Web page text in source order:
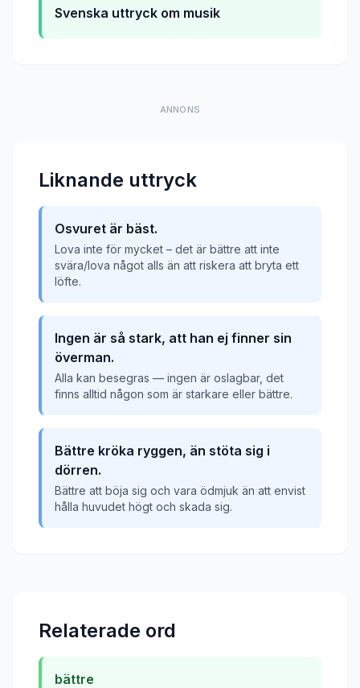
Svenska uttryck om musik
ANNONS
Liknande uttryck
Osvuret är bäst.
Lova inte för mycket – det är bättre att inte
svära/lova något alls än att riskera att bryta ett
löfte.
Ingen är så stark, att han ej finner sin
överman.
Alla kan besegras — ingen är oslagbar, det
finns alltid någon som är starkare eller bättre.
Bättre kröka ryggen, än stöta sig i
dörren.
Bättre att böja sig och vara ödmjuk än att envist
hålla huvudet högt och skada sig.
Relaterade ord
bättre